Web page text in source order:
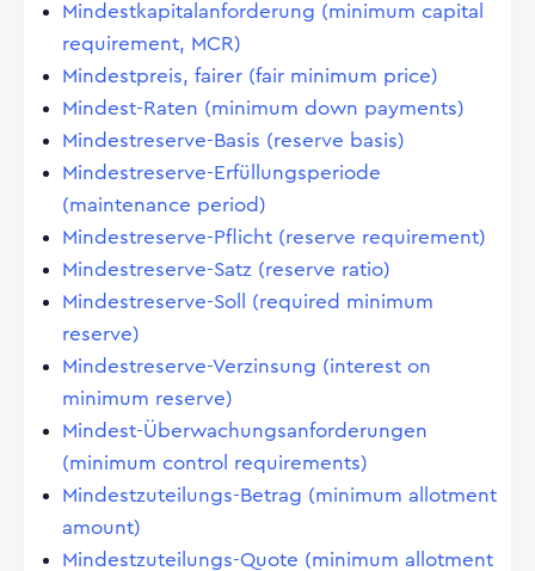
Mindestkapitalanforderung (minimum capital
requirement, MCR)
Mindestpreis, fairer (fair minimum price)
Mindest-Raten (minimum down payments)
Mindestreserve-Basis (reserve basis)
Mindestreserve-Erfüllungsperiode
(maintenance period)
Mindestreserve-Pflicht (reserve requirement)
Mindestreserve-Satz (reserve ratio)
Mindestreserve-Soll (required minimum
reserve)
Mindestreserve-Verzinsung (interest on
minimum reserve)
Mindest-Überwachungsanforderungen
(minimum control requirements)
Mindestzuteilungs-Betrag (minimum allotment
amount)
Mindestzuteilungs-Quote (minimum allotment